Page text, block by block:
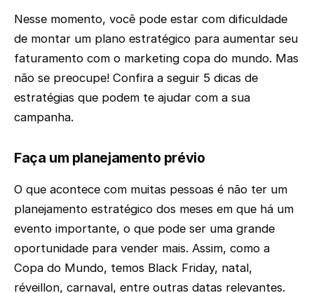
Nesse momento, você pode estar com dificuldade
de montar um plano estratégico para aumentar seu
faturamento com o marketing copa do mundo. Mas
não se preocupe! Confira a seguir 5 dicas de
estratégias que podem te ajudar com a sua
campanha.
Faça um planejamento prévio
O que acontece com muitas pessoas é não ter um
planejamento estratégico dos meses em que há um
evento importante, o que pode ser uma grande
oportunidade para vender mais. Assim, como a
Copa do Mundo, temos Black Friday, natal,
réveillon, carnaval, entre outras datas relevantes.